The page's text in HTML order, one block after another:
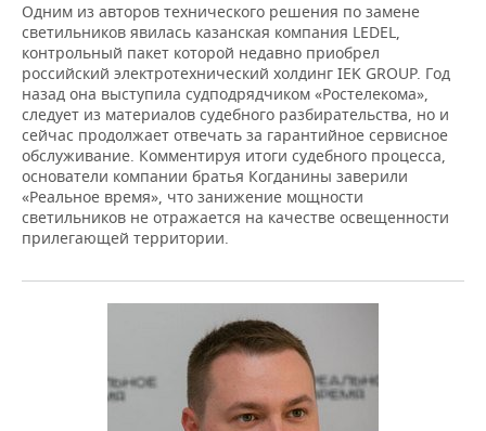
Одним из авторов технического решения по замене
светильников явилась казанская компания LEDEL,
контрольный пакет которой недавно приобрел
российский электротехнический холдинг IEK GROUP. Год
назад она выступила судподрядчиком «Ростелекома»,
следует из материалов судебного разбирательства, но и
сейчас продолжает отвечать за гарантийное сервисное
обслуживание. Комментируя итоги судебного процесса,
основатели компании братья Когданины заверили
«Реальное время», что занижение мощности
светильников не отражается на качестве освещенности
прилегающей территории.